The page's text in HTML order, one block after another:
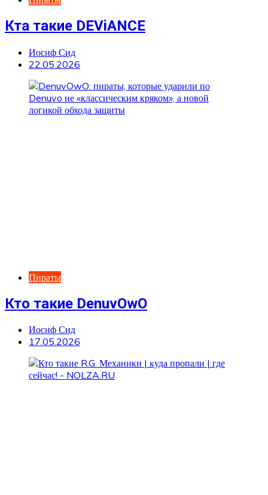
Кта такие DEViANCE
Иосиф Сид
22.05.2026
Пираты
Кто такие DenuvOwO
Иосиф Сид
17.05.2026